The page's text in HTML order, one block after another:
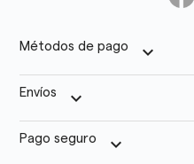
Métodos de pago keyboard_arrow_down
Envíos keyboard_arrow_down
Pago seguro keyboard_arrow_down